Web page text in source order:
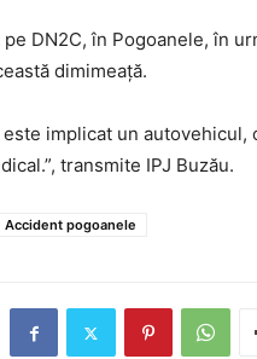
DN2C, în Pogoanele, în
dimimeață.
este implicat un autovehicul,
transmite IPJ Buzău.
Accident pogoanele